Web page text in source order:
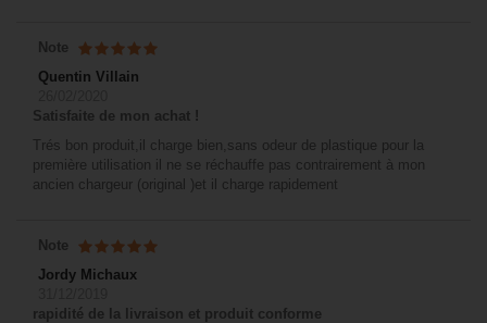
Note
Quentin Villain
Satisfaite de mon achat !
Trés bon produit,il charge bien,sans odeur de plastique pour la
première utilisation il ne se réchauffe pas contrairement à mon
ancien chargeur (original )et il charge rapidement
Note
Jordy Michaux
rapidité de la livraison et produit conforme